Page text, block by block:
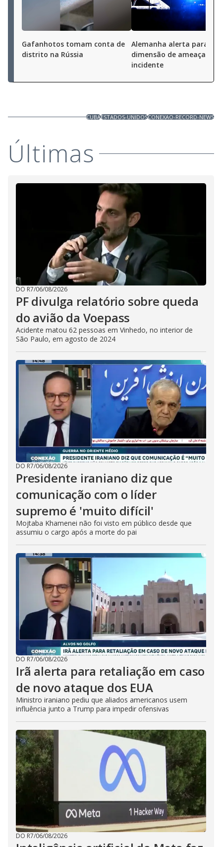
Gafanhotos tomam conta de
distrito na Rússia
Alemanha alerta para
dimensão de ameaça'
incidente
CUBAESTADOS-UNIDOSCONEXAO-RECORD-NEWS
Últimas
DO R7/06/08/2026
PF divulga relatório sobre queda
do avião da Voepass
Acidente matou 62 pessoas em Vinhedo, no interior de
São Paulo, em agosto de 2024
DO R7/06/08/2026
Presidente iraniano diz que
comunicação com o líder
supremo é 'muito difícil'
Mojtaba Khamenei não foi visto em público desde que
assumiu o cargo após a morte do pai
DO R7/06/08/2026
Irã alerta para retaliação em caso
de novo ataque dos EUA
Ministro iraniano pediu que aliados americanos usem
influência junto a Trump para impedir ofensivas
DO R7/06/08/2026